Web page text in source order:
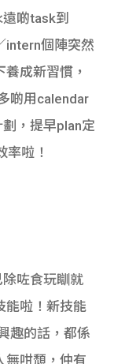
啲task到
intern個陣突然
成新習慣，
啲用calendar
，提早plan定
啦！
咗食玩瞓就
能啦！新技能
趣的話，都係
無咁頹，仲有